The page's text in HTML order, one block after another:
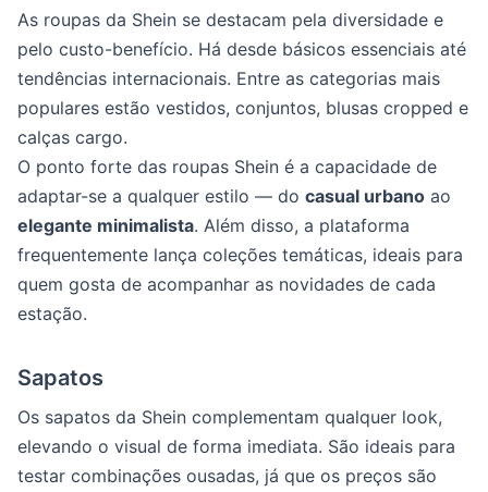
As roupas da Shein se destacam pela diversidade e
pelo custo-benefício. Há desde básicos essenciais até
tendências internacionais. Entre as categorias mais
populares estão vestidos, conjuntos, blusas cropped e
calças cargo.
O ponto forte das roupas Shein é a capacidade de
adaptar-se a qualquer estilo — do casual urbano ao
elegante minimalista. Além disso, a plataforma
frequentemente lança coleções temáticas, ideais para
quem gosta de acompanhar as novidades de cada
estação.
Sapatos
Os sapatos da Shein complementam qualquer look,
elevando o visual de forma imediata. São ideais para
testar combinações ousadas, já que os preços são